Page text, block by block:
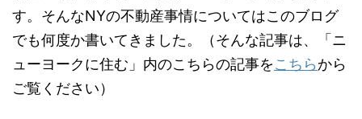
す。そんなNYの不動産事情についてはこのブログ
でも何度か書いてきました。（そんな記事は、「ニ
ューヨークに住む」内のこちらの記事をこちらから
ご覧ください）